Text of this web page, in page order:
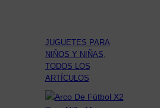
JUGUETES PARA
NIÑOS Y NIÑAS
TODOS LOS
ARTÍCULOS